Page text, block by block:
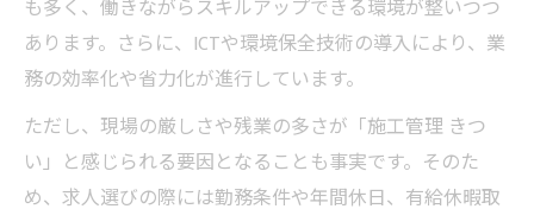
も多く、働きながらスキルアップできる環境が整いつつ
あります。さらに、ICTや環境保全技術の導入により、業
務の効率化や省力化が進行しています。
ただし、現場の厳しさや残業の多さが「施工管理 きつ
い」と感じられる要因となることも事実です。そのた
め、求人選びの際には勤務条件や年間休日、有給休暇取